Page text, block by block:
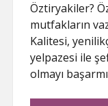
Öztiryakiler?
mutfakların
Kalitesi,
yelpazesi ile
olmayı